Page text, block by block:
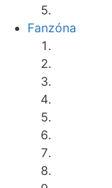
Fanzóna